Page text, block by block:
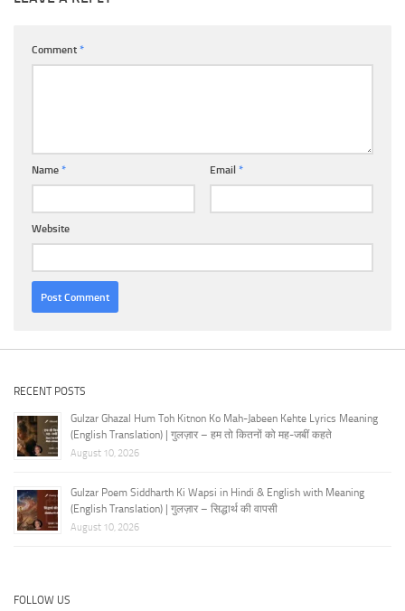
Comment *
Name * Email *
Website
RECENT POSTS
Gulzar Ghazal Hum Toh Kitnon Ko Mah-Jabeen Kehte Lyrics Meaning
(English Translation) | गुलज़ार – हम तो कितनों को मह-जबीं कहते
August 10, 2026
Gulzar Poem Siddharth Ki Wapsi in Hindi & English with Meaning
(English Translation) | गुलज़ार – सिद्धार्थ की वापसी
August 10, 2026
FOLLOW US